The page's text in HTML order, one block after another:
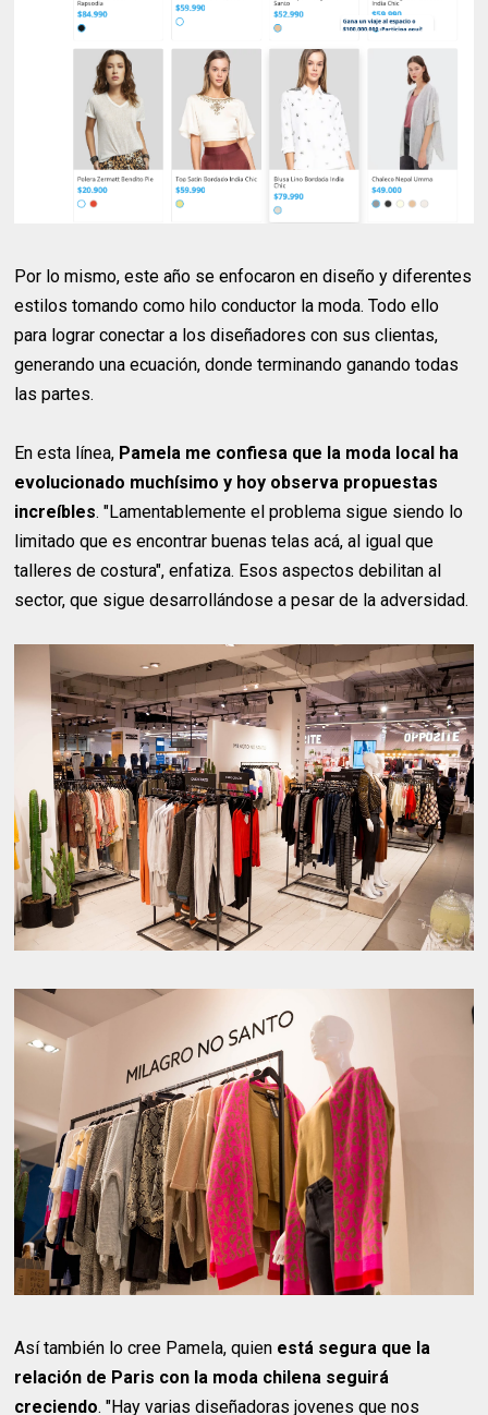
Por lo mismo, este año se enfocaron en diseño y diferentes
estilos tomando como hilo conductor la moda. Todo ello
para lograr conectar a los diseñadores con sus clientas,
generando una ecuación, donde terminando ganando todas
las partes.
En esta línea, Pamela me confiesa que la moda local ha
evolucionado muchísimo y hoy observa propuestas
increíbles. "Lamentablemente el problema sigue siendo lo
limitado que es encontrar buenas telas acá, al igual que
talleres de costura", enfatiza. Esos aspectos debilitan al
sector, que sigue desarrollándose a pesar de la adversidad.
Así también lo cree Pamela, quien está segura que la
relación de Paris con la moda chilena seguirá
creciendo. "Hay varias diseñadoras jovenes que nos